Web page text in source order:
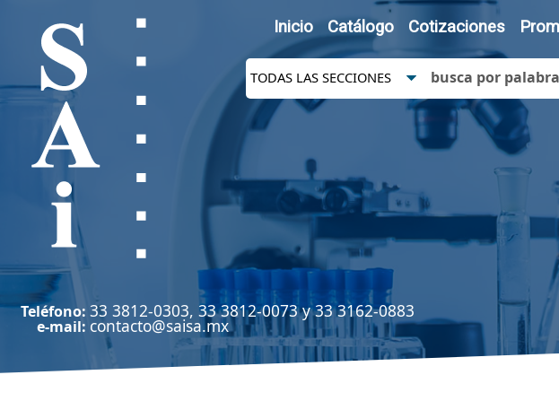
Inicio Catálogo Cotizaciones
Teléfono: 33 3812-0303, 33 3812-0073 y 33 3162-0883
e-mail: contacto@saisa.mx